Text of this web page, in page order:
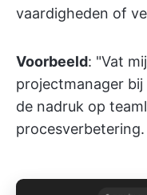
vaardigheden of
Voorbeeld: "Vat
projectmanager
de nadruk op
procesverbetering.